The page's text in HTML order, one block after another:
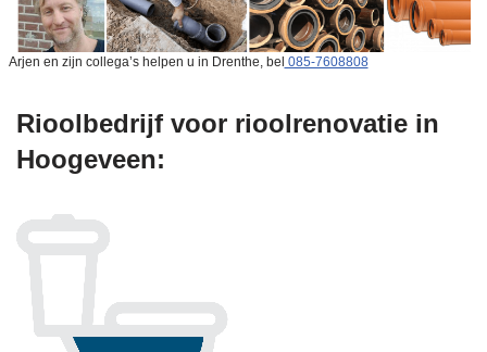
Arjen en zijn collega’s helpen u in Drenthe, bel 085-7608808
Rioolbedrijf voor rioolrenovatie in
Hoogeveen: